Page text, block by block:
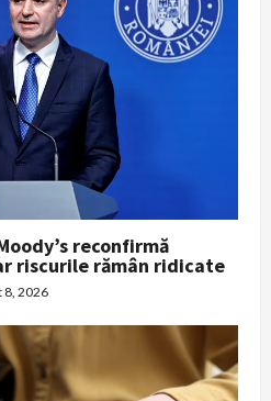
reconfirmă
riscurile rămân ridicate
8, 2026